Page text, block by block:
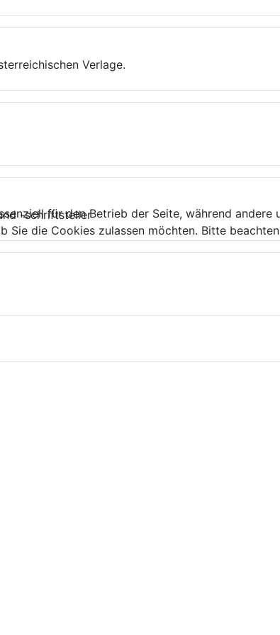
Verlage.
-schriftsteller
für den Betrieb der Seite, während
Sie die Cookies zulassen möchten. Bitte